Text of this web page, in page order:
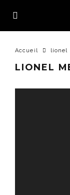
Accueil lionel
LIONEL